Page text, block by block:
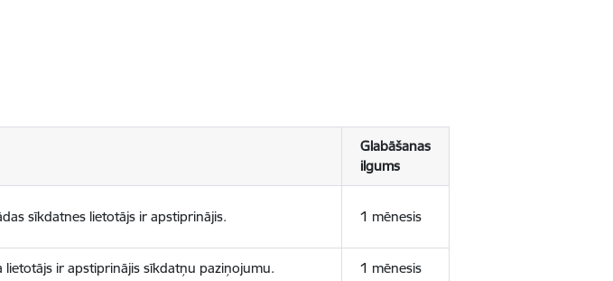
Glabāšanas
ilgums
sīkdatnes lietotājs ir apstiprinājis. 1 mēnesis
lietotājs ir apstiprinājis sīkdatņu paziņojumu. 1 mēnesis